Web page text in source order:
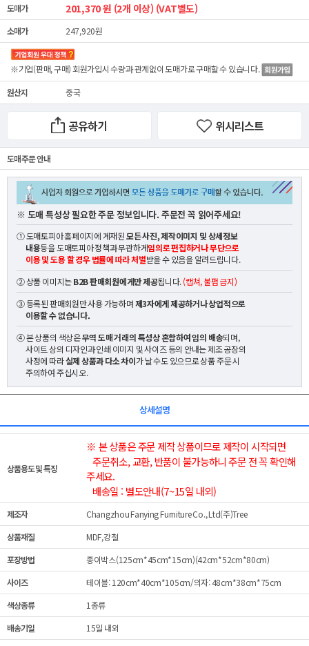
도매가
201,370 원 (2개 이상) (VAT별도)
소매가 247,920원
※기업(판매, 구매) 회원가입시 수량과 관계없이도매가로 구매할 수 있습니다.
원산지 중국
공유하기 위시리스트
도매 주문 안내
※ 도매 특성상 필요한 주문 정보입니다. 주문전 꼭 읽어주세요!
① 도매토피아 홈페이지에 게재된모든 사진, 제작이미지 및 상세정보
내용등을 도매토피아 정책과 무관하게임의로 편집하거나 무단으로
이용 및 도용 할 경우 법률에 따라 처벌받을 수 있음을 알려드립니다.
② 상품 이미지는B2B 판매회원에게만 제공됩니다.(캡쳐, 불펌 금지)
③ 등록된 판매회원만 사용 가능하며제3자에게 제공하거나 상업적으로
이용할 수 없습니다.
④ 본 상품의 색상은무역 도매 거래의 특성상 혼합하여 임의 배송되며,
사이트 상의 디자인과 인쇄 이미지 및 사이즈 등의 안내는 제조 공장의
사정에 따라실제 상품과 다소 차이가 날 수도 있으므로 상품 주문 시
주의하여 주십시오.
상세설명
상품용도 및 특징
※ 본 상품은 주문 제작 상품이므로 제작이 시작되면
주문취소, 교환, 반품이 불가능하니 주문 전 꼭 확인해
주세요.
배송일 : 별도안내(7~15일 내외)
제조자
Changzhou Fanying Furniture Co., Ltd(주)Tree
상품재질
MDF,강철
포장방법
종이박스(125cm*45cm*15cm)(42cm*52cm*80cm)
사이즈
테이블: 120cm*40cm*105cm/의자: 48cm*38cm*75cm
색상종류
1종류
배송기일
15일 내외